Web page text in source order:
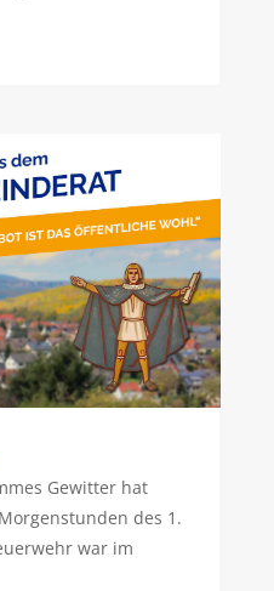
Gewitter hat
des 1.
war im